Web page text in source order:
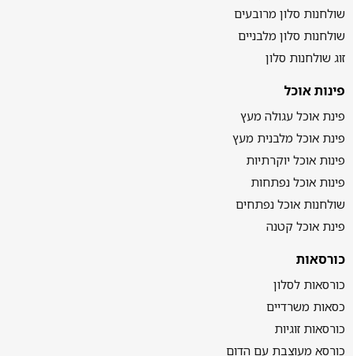
שולחנות סלון מרובעים
שולחנות סלון מלבניים
זוג שולחנות סלון
פינות אוכל
פינת אוכל עגולה מעץ
פינת אוכל מלבנית מעץ
פינות אוכל יוקרתיות
פינות אוכל נפתחות
שולחנות אוכל נפתחים
פינת אוכל קטנה
כורסאות
כורסאות לסלון
כסאות משרדיים
כורסאות זוגיות
כורסא מעוצבת עם הדום